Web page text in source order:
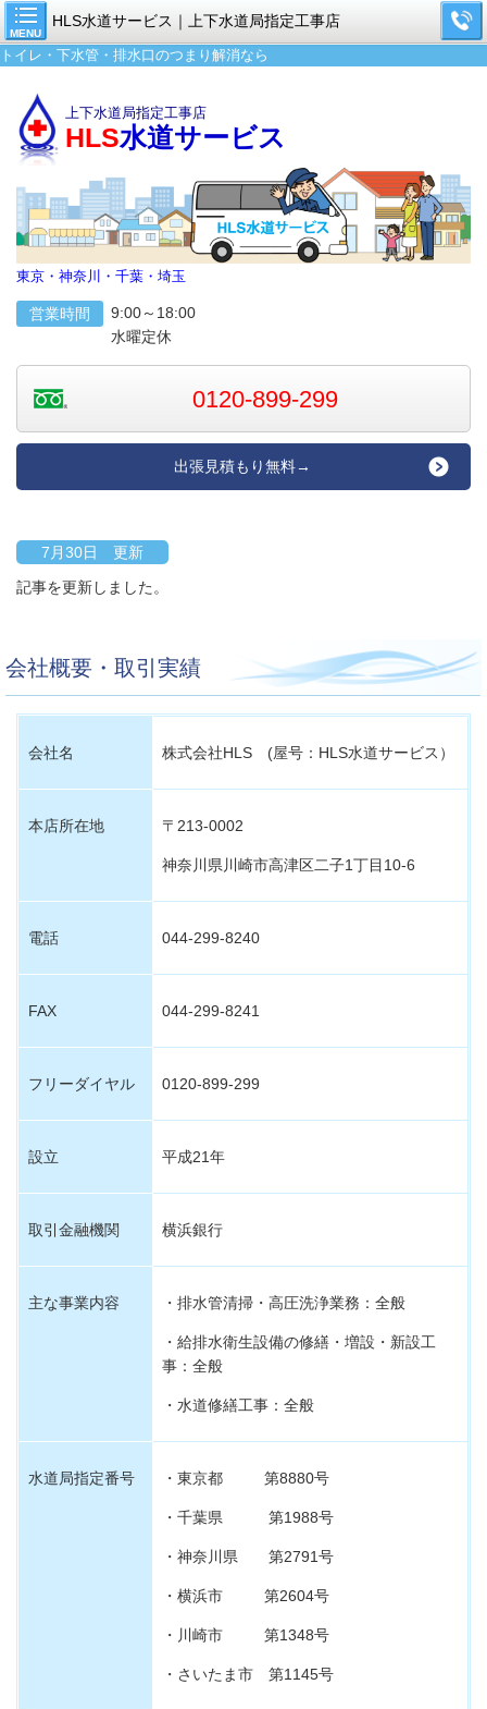
MENU
HLS水道サービス｜上下水道局指定工事店
トイレ・下水管・排水口のつまり解消なら
上下水道局指定工事店
HLS水道サービス
東京・神奈川・千葉・埼玉
営業時間
9:00～18:00
水曜定休
0120-899-299
出張見積もり無料→
7月30日 更新
記事を更新しました。
会社概要・取引実績
会社名 株式会社HLS (屋号：HLS水道サービス）
本店所在地 〒213-0002
神奈川県川崎市高津区二子1丁目10-6
電話 044-299-8240
FAX 044-299-8241
フリーダイヤル 0120-899-299
設立 平成21年
取引金融機関 横浜銀行
主な事業内容 ・排水管清掃・高圧洗浄業務：全般
・給排水衛生設備の修繕・増設・新設工
事：全般
・水道修繕工事：全般
水道局指定番号 ・ 東京都 第8880号
・千葉県 第1988号
・神奈川県 第2791号
・ 横浜市 第2604号
・ 川崎市 第1348号
・さいたま市 第1145号